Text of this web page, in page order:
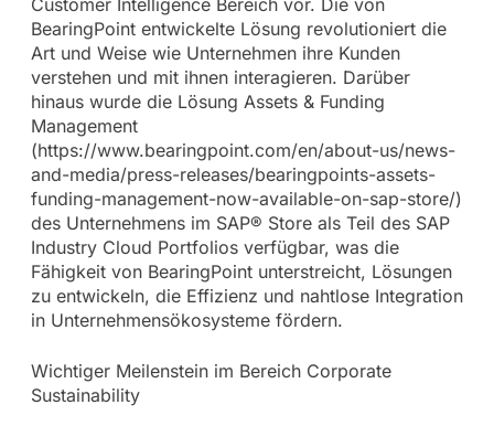
Customer Intelligence Bereich vor. Die von
BearingPoint entwickelte Lösung revolutioniert die
Art und Weise wie Unternehmen ihre Kunden
verstehen und mit ihnen interagieren. Darüber
hinaus wurde die Lösung Assets & Funding
Management
(https://www.bearingpoint.com/en/about-us/news-
and-media/press-releases/bearingpoints-assets-
funding-management-now-available-on-sap-store/)
des Unternehmens im SAP® Store als Teil des SAP
Industry Cloud Portfolios verfügbar, was die
Fähigkeit von BearingPoint unterstreicht, Lösungen
zu entwickeln, die Effizienz und nahtlose Integration
in Unternehmensökosysteme fördern.
Wichtiger Meilenstein im Bereich Corporate
Sustainability